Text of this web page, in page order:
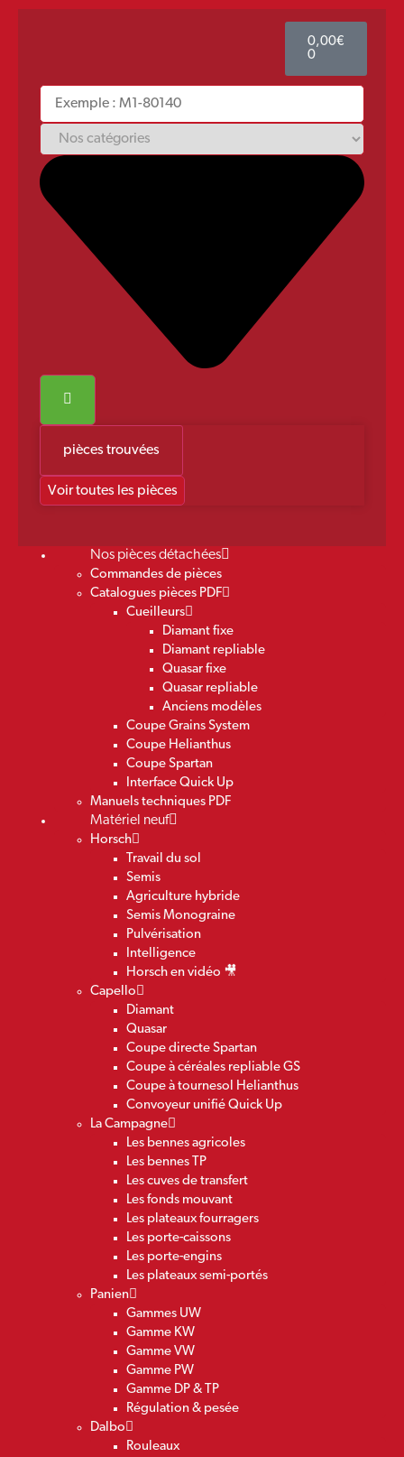
0,00€
0
pièces trouvées
Voir toutes les pièces
Nos pièces détachées
Commandes de pièces
Catalogues pièces PDF
Cueilleurs
Diamant fixe
Diamant repliable
Quasar fixe
Quasar repliable
Anciens modèles
Coupe Grains System
Coupe Helianthus
Coupe Spartan
Interface Quick Up
Manuels techniques PDF
Matériel neuf
Horsch
Travail du sol
Semis
Agriculture hybride
Semis Monograine
Pulvérisation
Intelligence
Horsch en vidéo 🎥
Capello
Diamant
Quasar
Coupe directe Spartan
Coupe à céréales repliable GS
Coupe à tournesol Helianthus
Convoyeur unifié Quick Up
La Campagne
Les bennes agricoles
Les bennes TP
Les cuves de transfert
Les fonds mouvant
Les plateaux fourragers
Les porte-caissons
Les porte-engins
Les plateaux semi-portés
Panien
Gammes UW
Gamme KW
Gamme VW
Gamme PW
Gamme DP & TP
Régulation & pesée
Dalbo
Rouleaux